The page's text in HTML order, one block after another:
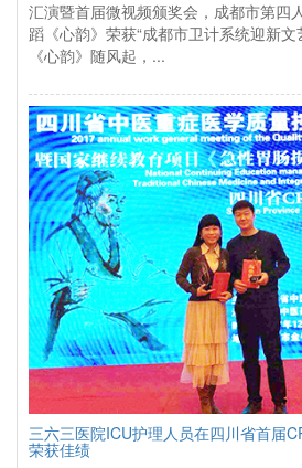
汇演暨首届微视频颁奖会，成都市第四
蹈《心韵》荣获“成都市卫计系统迎新文
《心韵》随风起，...
三六三医院ICU护理人员在四川省首届
荣获佳绩